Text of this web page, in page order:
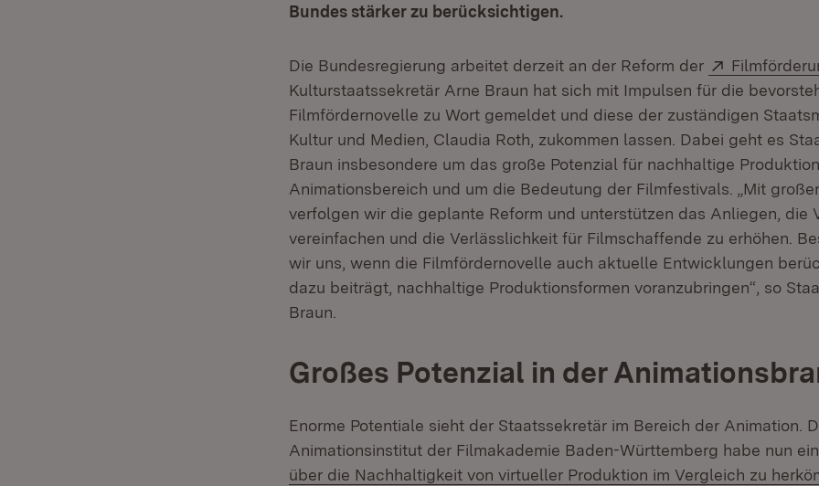
Bundes stärker zu berücksichtigen.
Die Bundesregierung arbeitet derzeit an der Reform der Extern:
Kulturstaatssekretär Arne Braun hat sich mit Impulsen für die
Filmfördernovelle zu Wort gemeldet und diese der zuständigen
Kultur und Medien, Claudia Roth, zukommen lassen. Dabei geht es
Braun insbesondere um das große Potenzial für nachhaltige
Animationsbereich und um die Bedeutung der Filmfestivals. „Mit
verfolgen wir die geplante Reform und unterstützen das Anliegen, die
vereinfachen und die Verlässlichkeit für Filmschaffende zu erhöhen.
wir uns, wenn die Filmfördernovelle auch aktuelle Entwicklungen
dazu beiträgt, nachhaltige Produktionsformen voranzubringen“, so
Braun.
Großes Potenzial in der
Enorme Potentiale sieht der Staatssekretär im Bereich der Animation.
Animationsinstitut der Filmakademie Baden-Württemberg habe nun
über die Nachhaltigkeit von virtueller Produktion im Vergleich zu